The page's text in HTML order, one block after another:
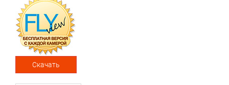
Скачать